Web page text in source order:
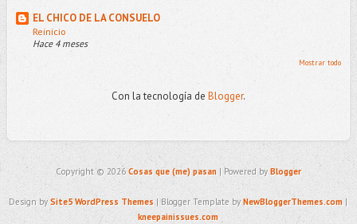
EL CHICO DE LA CONSUELO
Reinicio
Hace 4 meses
Mostrar todo
Con la tecnología de Blogger.
Copyright © 2026Cosas que (me) pasan | Powered by Blogger
Design bySite5 WordPress Themes | Blogger Template byNewBloggerThemes.com |
kneepainissues.com